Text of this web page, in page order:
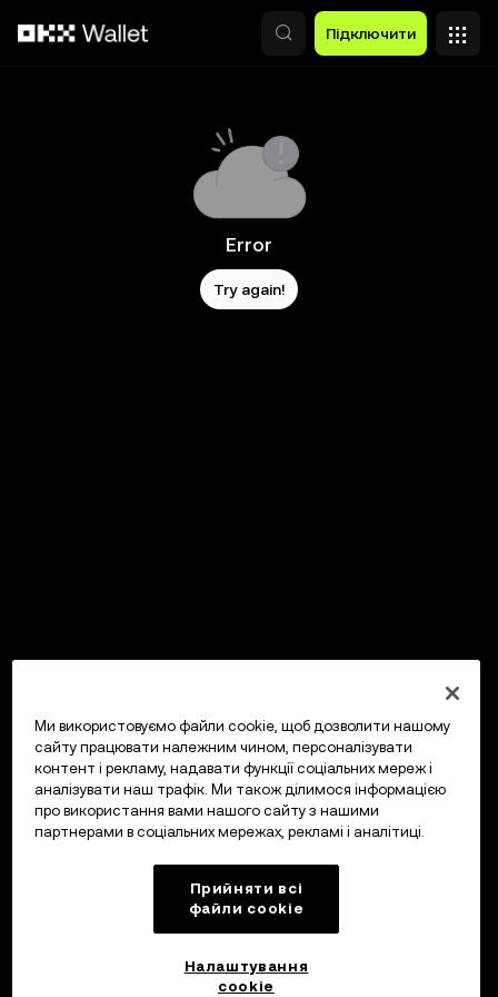
Підключити
Error
Try again!
Ми використовуємо файли cookie, щоб дозволити нашому
сайту працювати належним чином, персоналізувати
контент і рекламу, надавати функції соціальних мереж і
аналізувати наш трафік. Ми також ділимося інформацією
про використання вами нашого сайту з нашими
партнерами в соціальних мережах, рекламі і аналітиці.
Прийняти всі
файли сookie
Налаштування
cookie